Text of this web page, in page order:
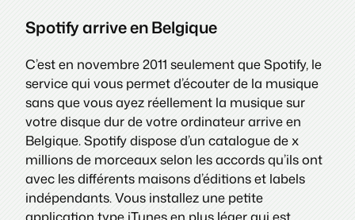
Spotify arrive en Belgique
C’est en novembre 2011 seulement que Spotify, le
service qui vous permet d’écouter de la musique
sans que vous ayez réellement la musique sur
votre disque dur de votre ordinateur arrive en
Belgique. Spotify dispose d’un catalogue de x
millions de morceaux selon les accords qu’ils ont
avec les différents maisons d’éditions et labels
indépendants. Vous installez une petite